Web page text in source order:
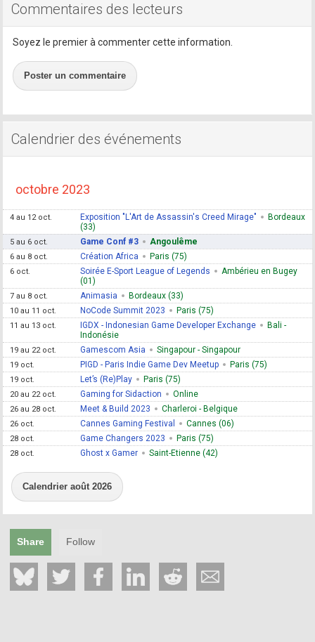
Commentaires des lecteurs
Soyez le premier à commenter cette information.
Poster un commentaire
Calendrier des événements
octobre 2023
4 au 12 oct. Exposition "L'Art de Assassin's Creed Mirage"
Bordeaux
(33)
5 au 6 oct. Game Conf #3 Angoulême
6 au 8 oct. Création Africa Paris (75)
6 oct. Soirée E-Sport League of Legends
Ambérieu en Bugey
(01)
7 au 8 oct. Animasia Bordeaux (33)
10 au 11 oct. NoCode Summit 2023 Paris (75)
11 au 13 oct. IGDX - Indonesian Game Developer Exchange
Bali -
Indonésie
19 au 22 oct. Gamescom Asia Singapour - Singapour
19 oct. PIGD - Paris Indie Game Dev Meetup Paris (75)
19 oct. Let’s (Re)Play Paris (75)
20 au 22 oct. Gaming for Sidaction Online
26 au 28 oct. Meet & Build 2023 Charleroi - Belgique
26 oct. Cannes Gaming Festival Cannes (06)
28 oct. Game Changers 2023 Paris (75)
28 oct. Ghost x Gamer Saint-Etienne (42)
Calendrier août 2026
Share Follow